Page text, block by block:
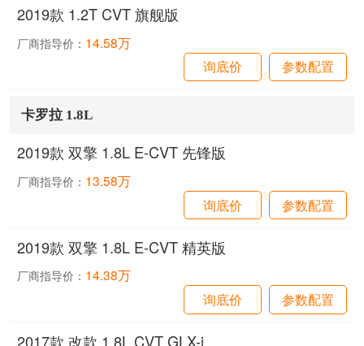
2019款 1.2T CVT 旗舰版
厂商指导价： 14.58万
询底价
参数配置
卡罗拉 1.8L
2019款 双擎 1.8L E-CVT 先锋版
厂商指导价： 13.58万
询底价
参数配置
2019款 双擎 1.8L E-CVT 精英版
厂商指导价： 14.38万
询底价
参数配置
2017款 改款 1.8L CVT GLX-i